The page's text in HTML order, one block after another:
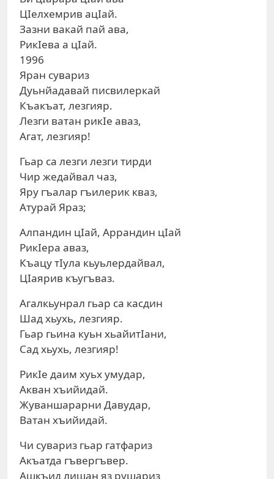
ЦIелхемрив ацIай.
Зазни вакай пай ава,
РикIева а цIай.
1996
Яран сувариз
Дуьнйадавай писвилеркай
Къакъат, лезгияр.
Лезги ватан рикIе аваз,
Агат, лезгияр!
Гьар са лезги лезги тирди
Чир жедайвал чаз,
Яру гъалар гъилерик кваз,
Атурай Яраз;
Алпандин цIай, Аррандин цIай
РикIера аваз,
Къацу тIула кьуьлердайвал,
ЦIаярив къугъваз.
Агалкьунрал гьар са касдин
Шад хьухь, лезгияр.
Гьар гьина куьн хьайитIани,
Сад хьухь, лезгияр!
РикIе даим хуьх умудар,
Акван хъийидай.
Жуваншарарни Давудар,
Ватан хъийидай.
Чи сувариз гьар гатфариз
Акъатда гъвергъвер.
Ашкъид лишан яз рушариз